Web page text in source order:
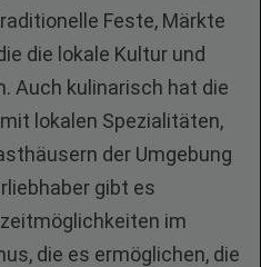
Feste, Märkte
die lokale Kultur und
Auch kulinarisch hat die
lokalen Spezialitäten,
der Umgebung
gibt es
im
die es ermöglichen, die